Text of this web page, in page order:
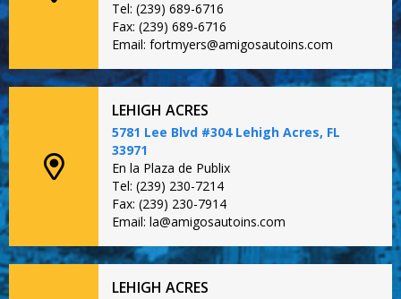
Tel: (239) 689-6716
Fax: (239) 689-6716
Email: fortmyers@amigosautoins.com
LEHIGH ACRES
5781 Lee Blvd #304 Lehigh Acres, FL
33971
En la Plaza de Publix
Tel: (239) 230-7214
Fax: (239) 230-7914
Email: la@amigosautoins.com
LEHIGH ACRES